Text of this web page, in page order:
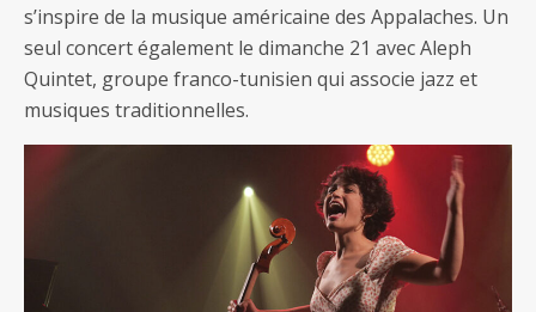
s’inspire de la musique américaine des Appalaches. Un
seul concert également le dimanche 21 avec Aleph
Quintet, groupe franco-tunisien qui associe jazz et
musiques traditionnelles.